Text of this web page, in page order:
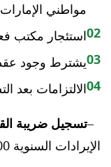
مواطني
02استئجار مكتب
03يشترط وجود
04الالتزامات بعد
تسجيل ضريبة
الإيرادات السنوية 375.000 درهم.